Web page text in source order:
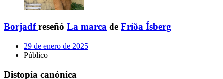
Borjadf reseñó La marca de Fríða Ísberg
29 de enero de 2025
Público
Distopía canónica